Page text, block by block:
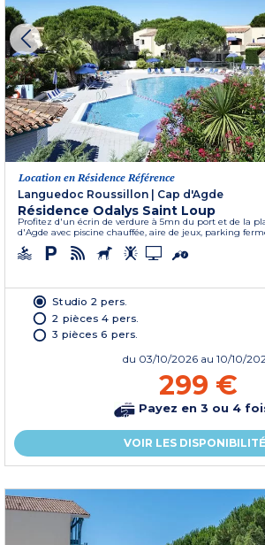
Location en Résidence Référence
Languedoc Roussillon | Cap d'Agde
Résidence Odalys Saint Loup
Profitez d'un écrin de verdure à 5mn du port et de la
d'Agde avec piscine chauffée, aire de jeux, parking
Studio 2 pers.
2 pièces 4 pers.
3 pièces 6 pers.
du 03/10/2026 au 10/10/
299 €
Payez en 3 ou 4
VOIR LES